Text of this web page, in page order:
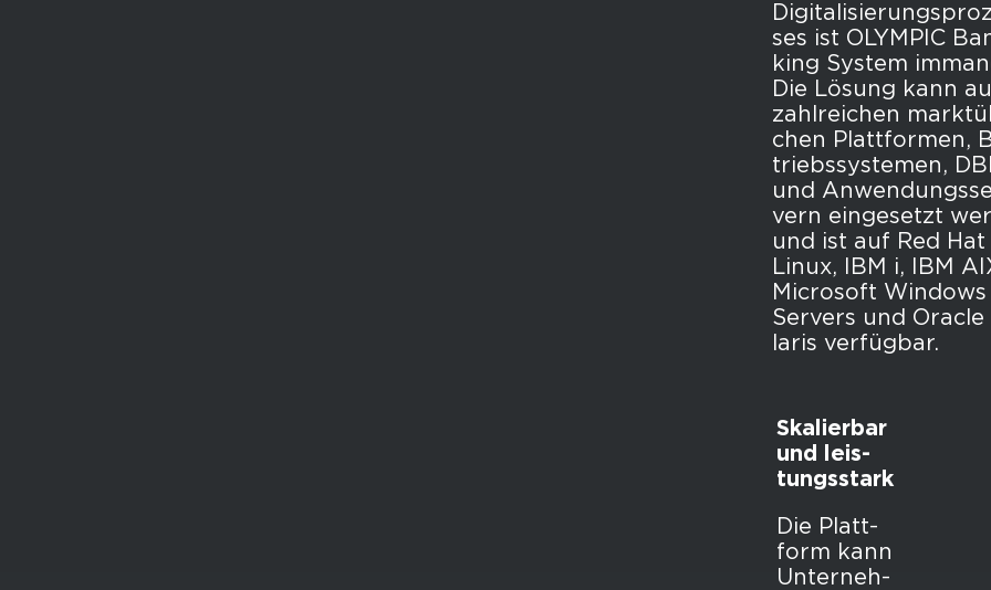
ses ist OLYM­PIC
king Sys­tem
Die Lö­sung kann
zahl­rei­chen
chen Platt­for­men,
triebs­sys­te­men,
und
vern ein­ge­setzt
und ist auf Red Hat
Linux, IBM i, IBM
Mi­cro­soft Win­dows
Ser­vers und
la­ris ver­füg­bar.
Ska­lier­bar
und leis­
tungs­stark
Die Platt­
form kann
Un­ter­neh­